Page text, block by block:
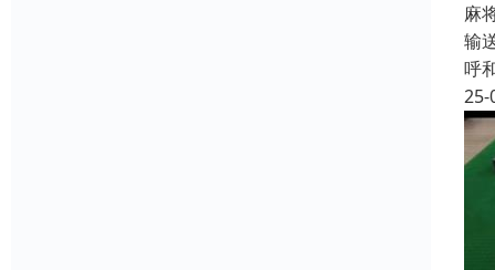
麻
输
呼
25-